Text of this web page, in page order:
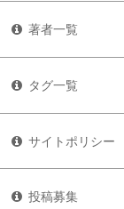
著者一覧
タグ一覧
サイトポリシー
投稿募集